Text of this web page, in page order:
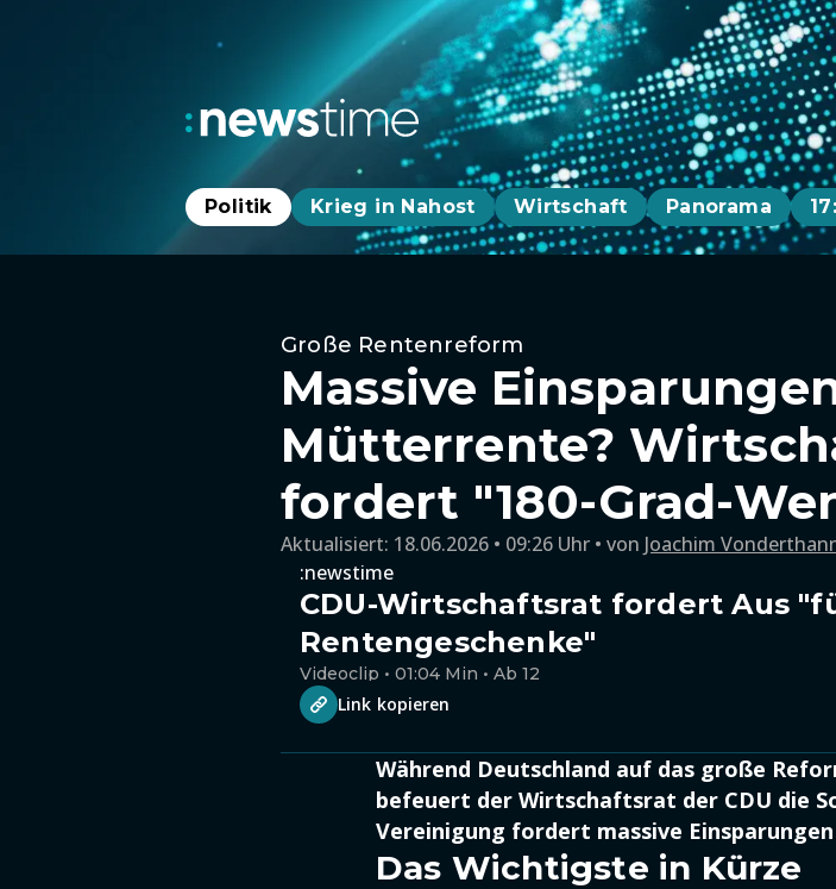
Politik Krieg in Nahost Wirtschaft Panorama
Große Rentenreform
Massive
Mütterrente?
fordert "180-Grad-
Aktualisiert: 18.06.2026 • 09:26 Uhr von Joachim
:newstime
CDU-Wirtschaftsrat fordert Aus
Rentengeschenke"
Videoclip • 01:04 Min • Ab 12
Link kopieren
Während Deutschland auf das große
befeuert der Wirtschaftsrat der CDU die
Vereinigung fordert massive
Das Wichtigste in Kürze